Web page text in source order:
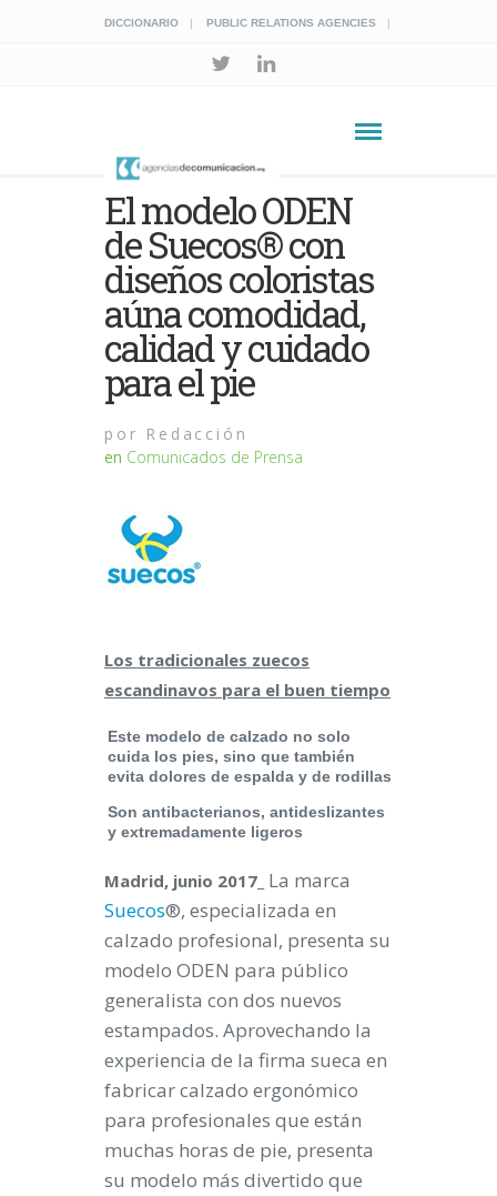
DICCIONARIO PUBLIC RELATIONS AGENCIES
El modelo ODEN
de Suecos® con
diseños coloristas
aúna comodidad,
calidad y cuidado
para el pie
por Redacción
en Comunicados de Prensa
Los tradicionales zuecos
escandinavos para el buen tiempo
Este modelo de calzado no solo
cuida los pies, sino que también
evita dolores de espalda y de rodillas
Son antibacterianos, antideslizantes
y extremadamente ligeros
Madrid, junio 2017_ La marca
Suecos®, especializada en
calzado profesional, presenta su
modelo ODEN para público
generalista con dos nuevos
estampados. Aprovechando la
experiencia de la firma sueca en
fabricar calzado ergonómico
para profesionales que están
muchas horas de pie, presenta
su modelo más divertido que